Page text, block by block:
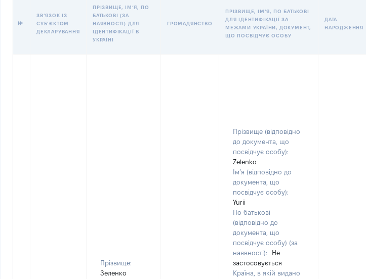
№
ЗВʼЯЗОК ІЗ
СУБʼЄКТОМ
ДЕКЛАРУВАННЯ
ПРІЗВИЩЕ, ІМʼЯ, ПО
БАТЬКОВІ (ЗА
НАЯВНОСТІ) ДЛЯ
ІДЕНТИФІКАЦІЇ В
УКРАЇНІ
ГРОМАДЯНСТВО
ПРІЗВИЩЕ, ІМʼЯ, ПО БАТЬКОВІ
ДЛЯ ІДЕНТИФІКАЦІЇ ЗА
МЕЖАМИ УКРАЇНИ, ДОКУМЕНТ,
ЩО ПОСВІДЧУЄ ОСОБУ
ДАТА
НАРОДЖЕННЯ
Прізвище:
Зеленко
Прізвище (відповідно
до документа, що
посвідчує особу):
Zelenko
Ім’я (відповідно до
документа, що
посвідчує особу):
Yurii
По батькові
(відповідно до
документа, що
посвідчує особу) (за
наявності):
Не
застосовується
Країна, в якій видано